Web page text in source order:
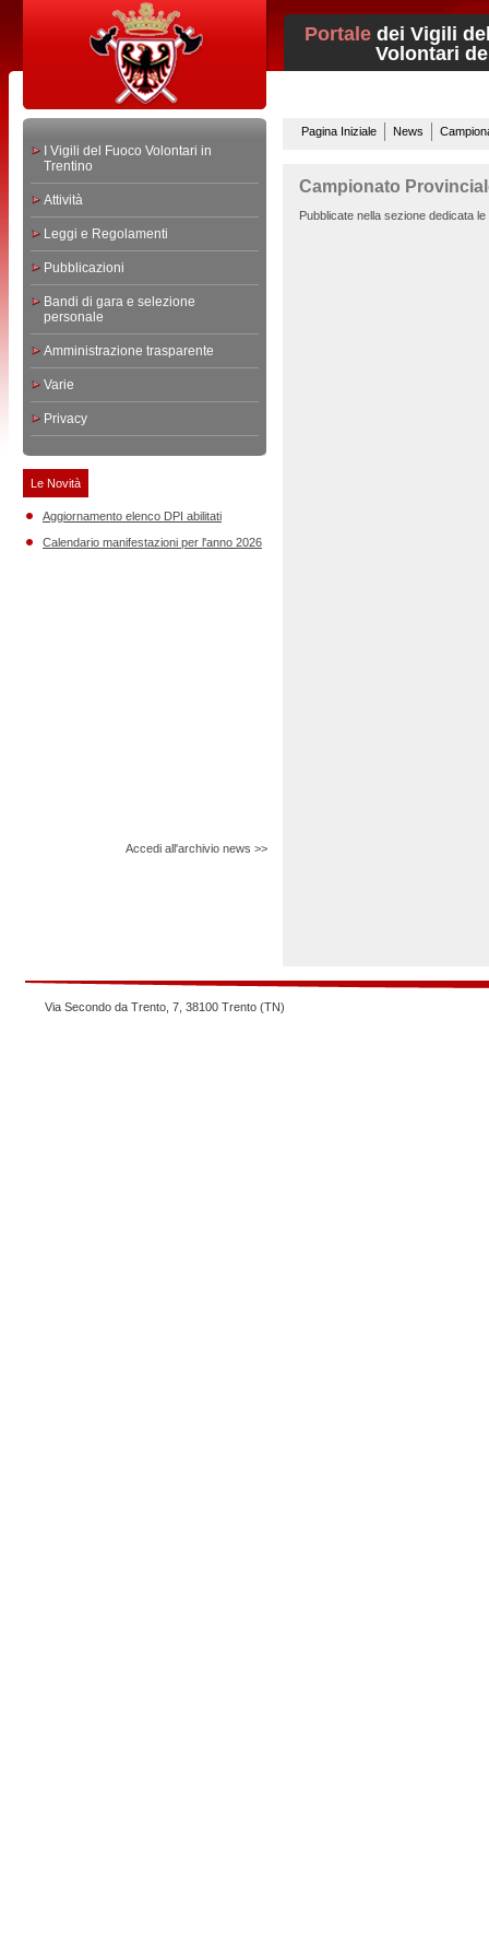
Portale dei Vigili
Volontari del
I Vigili del Fuoco Volontari in
Trentino
Attività
Leggi e Regolamenti
Pubblicazioni
Bandi di gara e selezione
personale
Amministrazione trasparente
Varie
Privacy
Le Novità
Aggiornamento elenco DPI abilitati
Calendario manifestazioni per l'anno 2026
Accedi all'archivio news >>
Pagina Iniziale News
Campionato
Pubblicate nella sezione dedicata
Via Secondo da Trento, 7, 38100 Trento (TN)